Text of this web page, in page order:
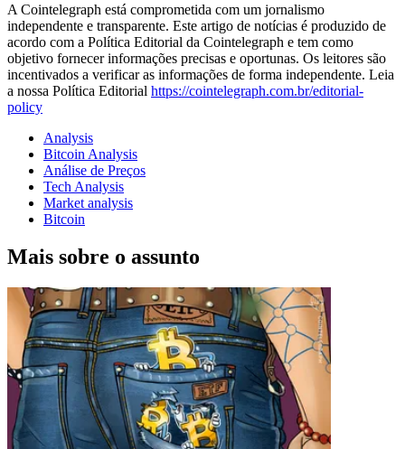
A Cointelegraph está comprometida com um jornalismo
independente e transparente. Este artigo de notícias é produzido de
acordo com a Política Editorial da Cointelegraph e tem como
objetivo fornecer informações precisas e oportunas. Os leitores são
incentivados a verificar as informações de forma independente. Leia
a nossa Política Editorial https://cointelegraph.com.br/editorial-
policy
Analysis
Bitcoin Analysis
Análise de Preços
Tech Analysis
Market analysis
Bitcoin
Mais sobre o assunto